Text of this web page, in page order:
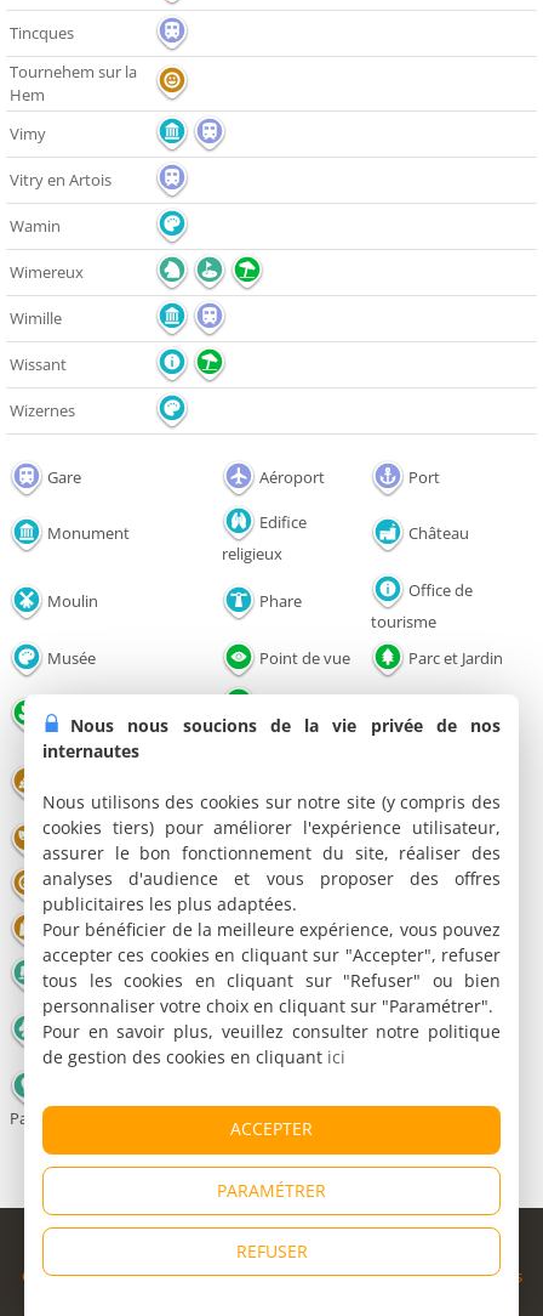
Tincques
Tournehem sur la
Hem
Vimy
Vitry en Artois
Wamin
Wimereux
Wimille
Wissant
Wizernes
Gare Aéroport Port
Monument
Edifice
religieux
Château
Moulin Phare
Office de
tourisme
Musée
Point de vue Parc et Jardin
Nature
d'eau
Plage
spectacles
Théâtre
Cinéma Parc animalier
Parc de loisirs Casino Bowling
Shopping Divers Football
Patinoire Basketball Golf
Equitation Piscine
Circuit
Parachute
© Copyright 1998 - 2026
Cybevasion|Mentions légales|Confidentialité|CGU|Informations
Nous nous soucions de la vie privée de nos
internautes
Nous utilisons des cookies sur notre site (y compris des
cookies tiers) pour améliorer l'expérience utilisateur,
assurer le bon fonctionnement du site, réaliser des
analyses d'audience et vous proposer des offres
publicitaires les plus adaptées.
Pour bénéficier de la meilleure expérience, vous pouvez
accepter ces cookies en cliquant sur "Accepter", refuser
tous les cookies en cliquant sur "Refuser" ou bien
personnaliser votre choix en cliquant sur "Paramétrer".
Pour en savoir plus, veuillez consulter notre politique
de gestion des cookies en cliquant ici
ACCEPTER
PARAMÉTRER
REFUSER